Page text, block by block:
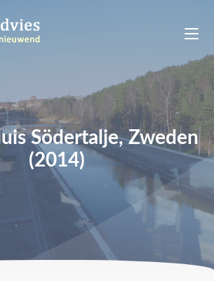
Södertalje, Zweden
(2014)